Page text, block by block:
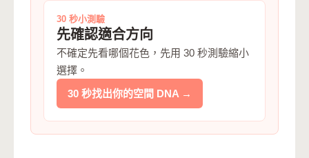
30 秒小測驗
先確認適合方向
不確定先看哪個花色，先用 30 秒測驗縮小
選擇。
30 秒找出你的空間 DNA →